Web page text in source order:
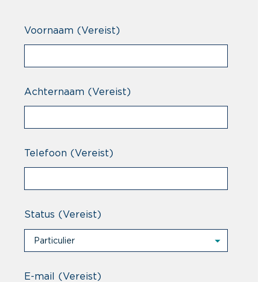
Voornaam (Vereist)
Achternaam (Vereist)
Telefoon (Vereist)
Status (Vereist)
Particulier
Professional
E-mail (Vereist)